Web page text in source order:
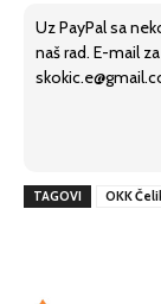
Uz PayPal sa
naš rad. E-mail
TAGOVI OKK